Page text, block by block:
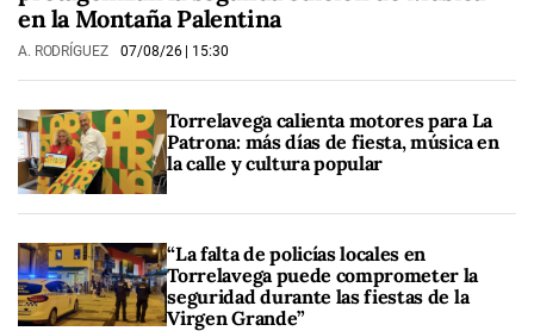
en la Montaña Palentina
A. RODRÍGUEZ 07/08/26| 15:30
Torrelavega calienta motores para La
Patrona: más días de fiesta, música en
la calle y cultura popular
“La falta de policías locales en
Torrelavega puede comprometer la
seguridad durante las fiestas de la
Virgen Grande”